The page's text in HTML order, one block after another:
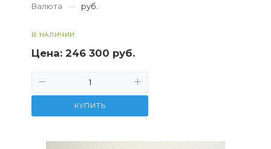
Валюта — руб.
В НАЛИЧИИ
Цена: 246 300 руб.
КУПИТЬ